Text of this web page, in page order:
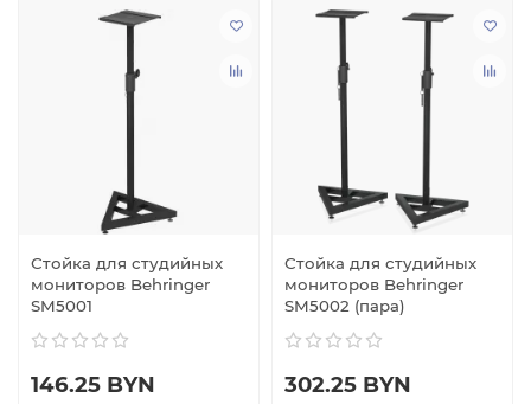
Стойка для студийных
мониторов Behringer
SM5001
146.25 BYN
Стойка для студийных
мониторов Behringer
SM5002 (пара)
302.25 BYN